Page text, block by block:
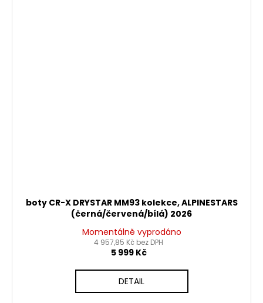
boty CR-X DRYSTAR MM93 kolekce, ALPINESTARS
(černá/červená/bílá) 2026
Momentálně vyprodáno
4 957,85 Kč bez DPH
5 999 Kč
DETAIL